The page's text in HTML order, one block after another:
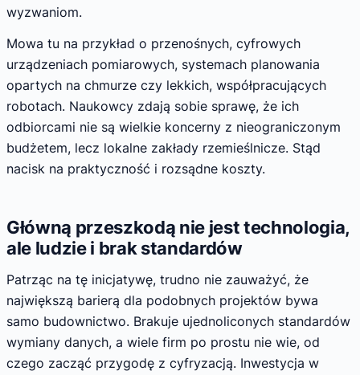
wyzwaniom.
Mowa tu na przykład o przenośnych, cyfrowych
urządzeniach pomiarowych, systemach planowania
opartych na chmurze czy lekkich, współpracujących
robotach. Naukowcy zdają sobie sprawę, że ich
odbiorcami nie są wielkie koncerny z nieograniczonym
budżetem, lecz lokalne zakłady rzemieślnicze. Stąd
nacisk na praktyczność i rozsądne koszty.
Główną przeszkodą nie jest technologia,
ale ludzie i brak standardów
Patrząc na tę inicjatywę, trudno nie zauważyć, że
największą barierą dla podobnych projektów bywa
samo budownictwo. Brakuje ujednoliconych standardów
wymiany danych, a wiele firm po prostu nie wie, od
czego zacząć przygodę z cyfryzacją. Inwestycja w